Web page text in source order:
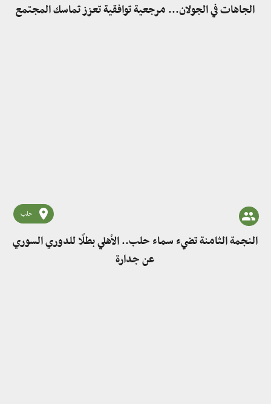
الجاهات في الجولان... مرجعية توافقية تعزز تماسك المجتمع
حلب
النجمة الثامنة تضيء سماء حلب.. الأهلي بطلًا للدوري السوري
عن جدارة